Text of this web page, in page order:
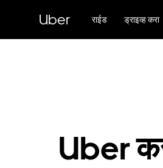
Uber राईड ड्राइव्ह करा
Uber